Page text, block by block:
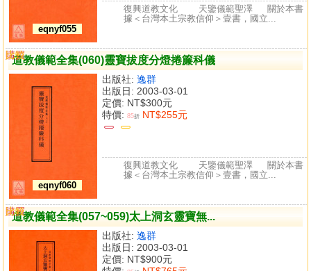
eqnyf055
復興道教文化 天鑒儀範聖澤 關於本書
據＜台灣本土宗教信仰＞壹書，國立...
道教儀範全集(060)靈寶拔度分燈捲簾科儀
eqnyf060
出版社: 逸群
出版日: 2003-03-01
定價: NT$300元
特價: 85折 NT$255元
購買
比較
復興道教文化 天鑒儀範聖澤 關於本書
據＜台灣本土宗教信仰＞壹書，國立...
道教儀範全集(057~059)太上洞玄靈寶無...
出版社: 逸群
出版日: 2003-03-01
定價: NT$900元
購買
比較